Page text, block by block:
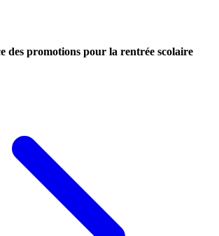
des promotions pour la rentrée scolaire